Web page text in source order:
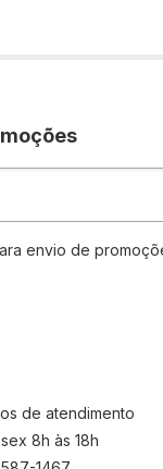
envio de
de atendimento
8h às 18h